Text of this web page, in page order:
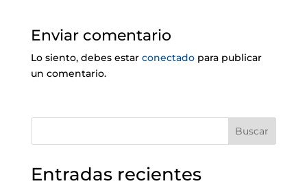
Enviar comentario
Lo siento, debes estar conectadopara publicar
un comentario.
Buscar
Entradas recientes